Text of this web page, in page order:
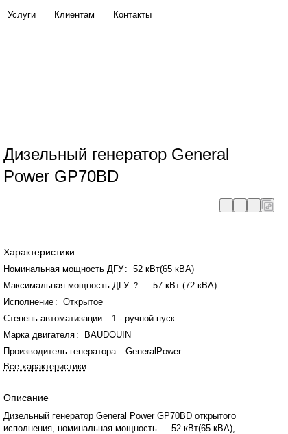
Услуги Клиентам Контакты
Дизельный генератор General
Power GP70BD
Характеристики
Номинальная мощность ДГУ:
52 кВт(65 кВА)
Максимальная мощность ДГУ ? :
57 кВт (72 кВА)
Исполнение :
Открытое
Степень автоматизации :
1 - ручной пуск
Марка двигателя :
BAUDOUIN
Производитель генератора:
GeneralPower
Все характеристики
Описание
Дизельный генератор General Power GP70BD открытого
исполнения, номинальная мощность — 52 кВт(65 кВА),